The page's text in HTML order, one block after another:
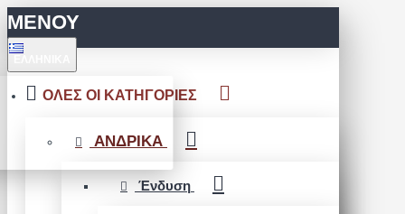
ΜΕΝΟΥ
ΟΛΕΣ ΟΙ ΚΑΤΗΓΟΡΙΕΣ
ΑΝΔΡΙΚΑ
Ένδυση